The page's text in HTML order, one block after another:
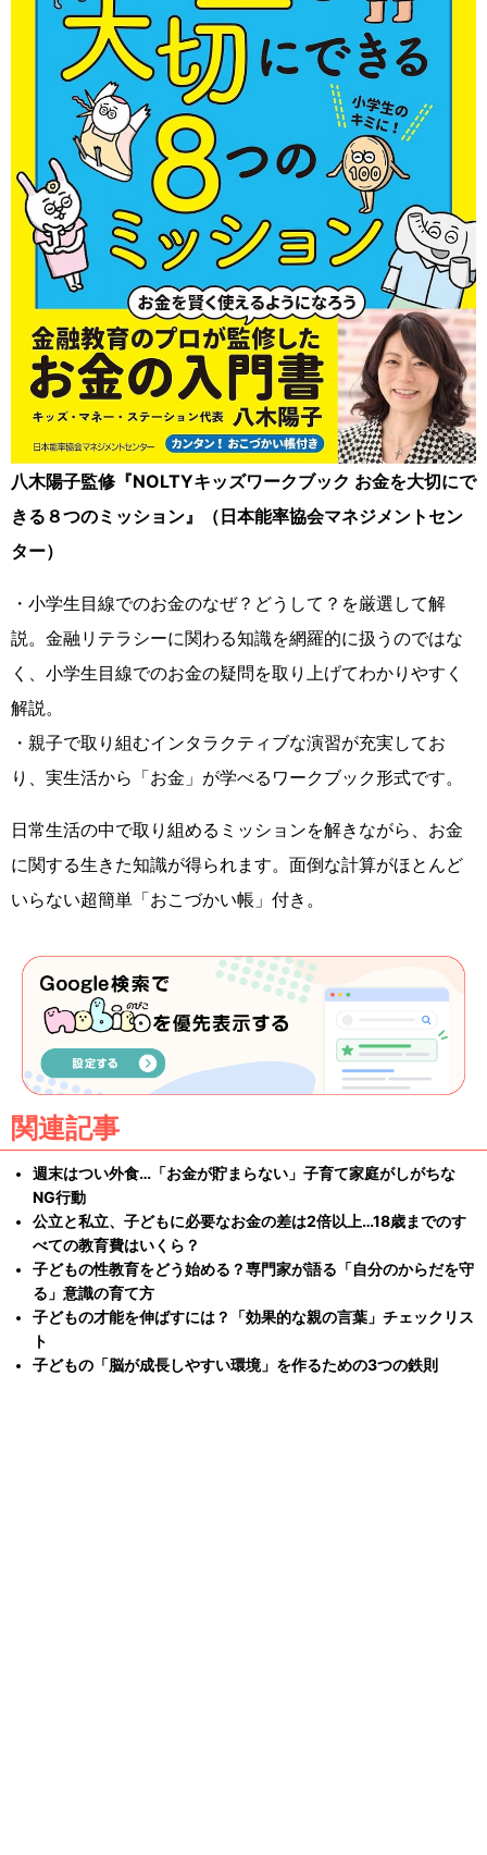
八木陽子監修『NOLTYキッズワークブック お金を大切にで
きる８つのミッション』（日本能率協会マネジメントセン
ター）
・小学生目線でのお金のなぜ？どうして？を厳選して解
説。金融リテラシーに関わる知識を網羅的に扱うのではな
く、小学生目線でのお金の疑問を取り上げてわかりやすく
解説。
・親子で取り組むインタラクティブな演習が充実してお
り、実生活から「お金」が学べるワークブック形式です。
日常生活の中で取り組めるミッションを解きながら、お金
に関する生きた知識が得られます。面倒な計算がほとんど
いらない超簡単「おこづかい帳」付き。
関連記事
週末はつい外食…「お金が貯まらない」子育て家庭がしがちな
NG行動
公立と私立、子どもに必要なお金の差は2倍以上…18歳までのす
べての教育費はいくら？
子どもの性教育をどう始める？専門家が語る「自分のからだを守
る」意識の育て方
子どもの才能を伸ばすには？「効果的な親の言葉」チェックリス
ト
子どもの「脳が成長しやすい環境」を作るための3つの鉄則